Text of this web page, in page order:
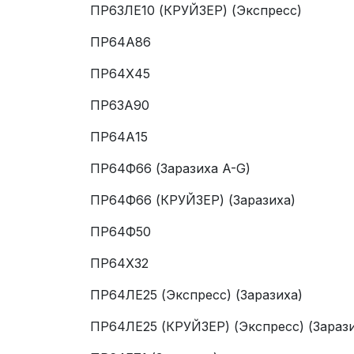
ПР63ЛЕ10 (КРУЙЗЕР) (Экспресс)
ПР64А86
ПР64Х45
ПР63А90
ПР64А15
ПР64Ф66 (Заразиха A-G)
ПР64Ф66 (КРУЙЗЕР) (Заразиха)
ПР64Ф50
ПР64Х32
ПР64ЛЕ25 (Экспресс) (Заразиха)
ПР64ЛЕ25 (КРУЙЗЕР) (Экспресс)